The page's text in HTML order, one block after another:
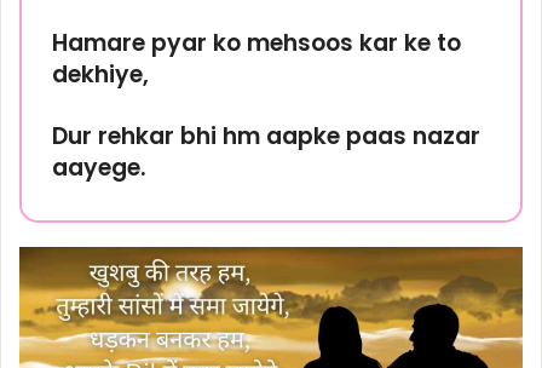
Hamare pyar ko mehsoos kar ke to
dekhiye,
Dur rehkar bhi hm aapke paas nazar
aayege.